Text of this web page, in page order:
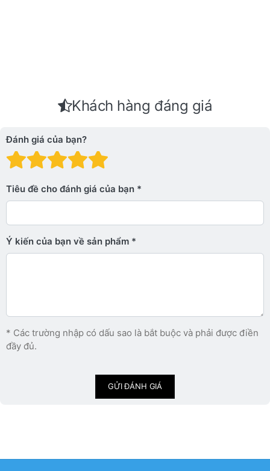
Khách hàng đáng giá
Đánh giá của bạn?
Đánh giá: 4 trên 5
Đánh giá: 3 trên 5 sao.
Đánh giá: 2 trên 5 sao.
Đánh giá: 1 trên 5 sao. Xấu
Tiêu đề cho đánh giá của bạn
Ý kiến ​​của bạn về sản phẩm
* Các trường nhập có dấu sao là bắt buộc và phải được điền
đầy đủ.
GỬI ĐÁNH GIÁ